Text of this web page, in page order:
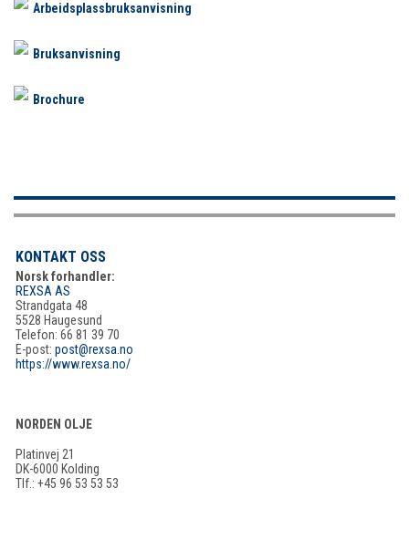
Arbeidsplassbruksanvisning
Bruksanvisning
Brochure
KONTAKT OSS
Norsk forhandler:
REXSA AS
Strandgata 48
5528 Haugesund
Telefon: 66 81 39 70
E-post: post@rexsa.no
https://www.rexsa.no/
NORDEN OLJE
Platinvej 21
DK-6000 Kolding
Tlf.: +45 96 53 53 53